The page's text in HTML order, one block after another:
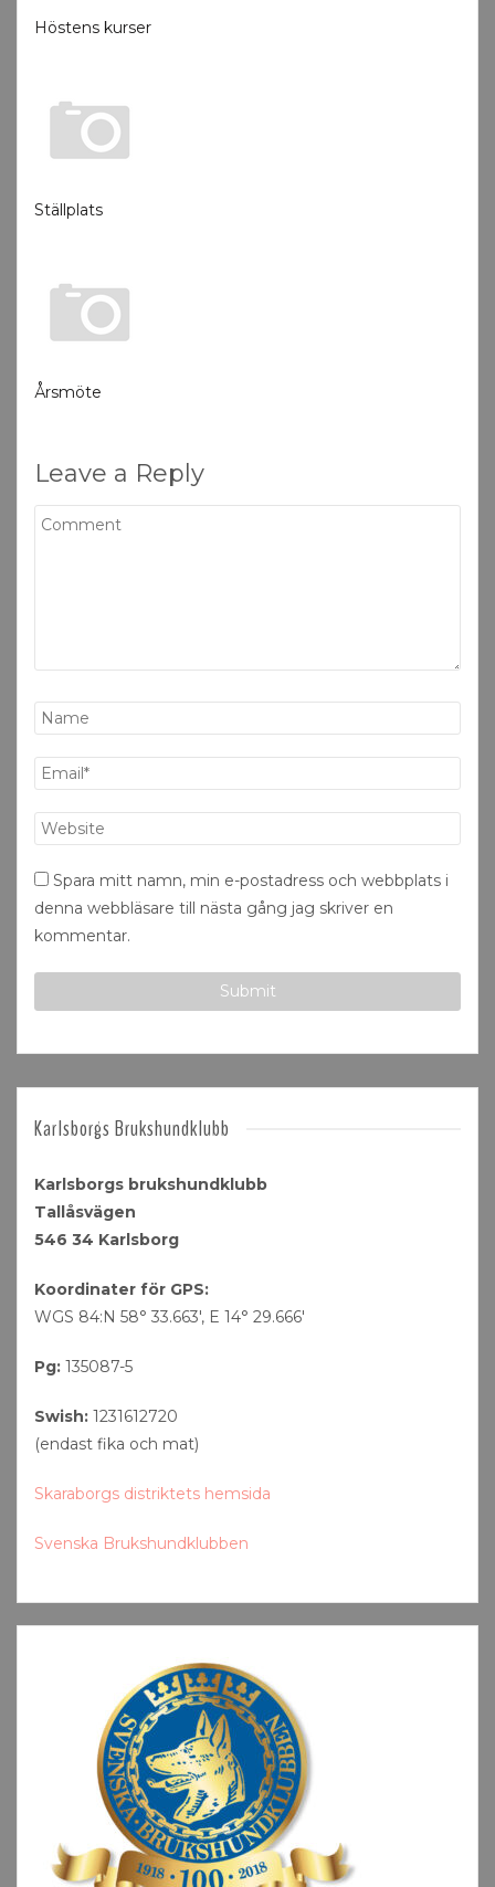
Höstens kurser
Ställplats
Årsmöte
Leave a Reply
Spara mitt namn, min e-postadress och webbplats i
denna webbläsare till nästa gång jag skriver en
kommentar.
Karlsborgs Brukshundklubb
Karlsborgs brukshundklubb
Tallåsvägen
546 34 Karlsborg
Koordinater för GPS:
WGS 84:N 58° 33.663′, E 14° 29.666′
Pg: 135087-5
Swish: 1231612720
(endast fika och mat)
Skaraborgs distriktets hemsida
Svenska Brukshundklubben